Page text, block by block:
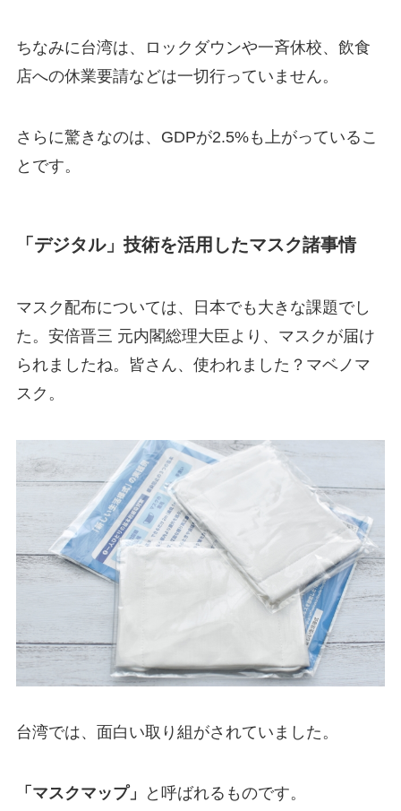
ちなみに台湾は、ロックダウンや一斉休校、飲食
店への休業要請などは一切行っていません。
さらに驚きなのは、 GDPが2.5%も上がっているこ
とです。
「デジタル」技術を活用したマスク諸事情
マスク配布については、日本でも大きな課題でし
た。安倍晋三 元内閣総理大臣より、マスクが届け
られましたね。皆さん、使われました？マベノマ
スク。
台湾では、面白い取り組がされていました。
「マスクマップ」 と呼ばれるものです。